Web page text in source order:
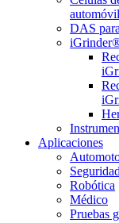
DAS
Aplicaciones
Robótica
Médico
Pruebas